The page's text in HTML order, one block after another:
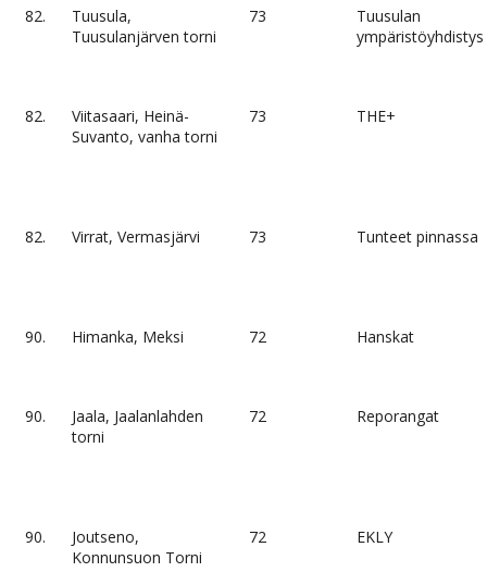
82.
Tuusula,
Tuusulanjärven torni
73
Tuusulan
ympäristöyhdistys
82.
Viitasaari, Heinä-
Suvanto, vanha torni
73 THE+
82. Virrat, Vermasjärvi 73 Tunteet pinnassa
90. Himanka, Meksi 72 Hanskat
90.
Jaala, Jaalanlahden
torni
72 Reporangat
90.
Joutseno,
Konnunsuon Torni
72 EKLY